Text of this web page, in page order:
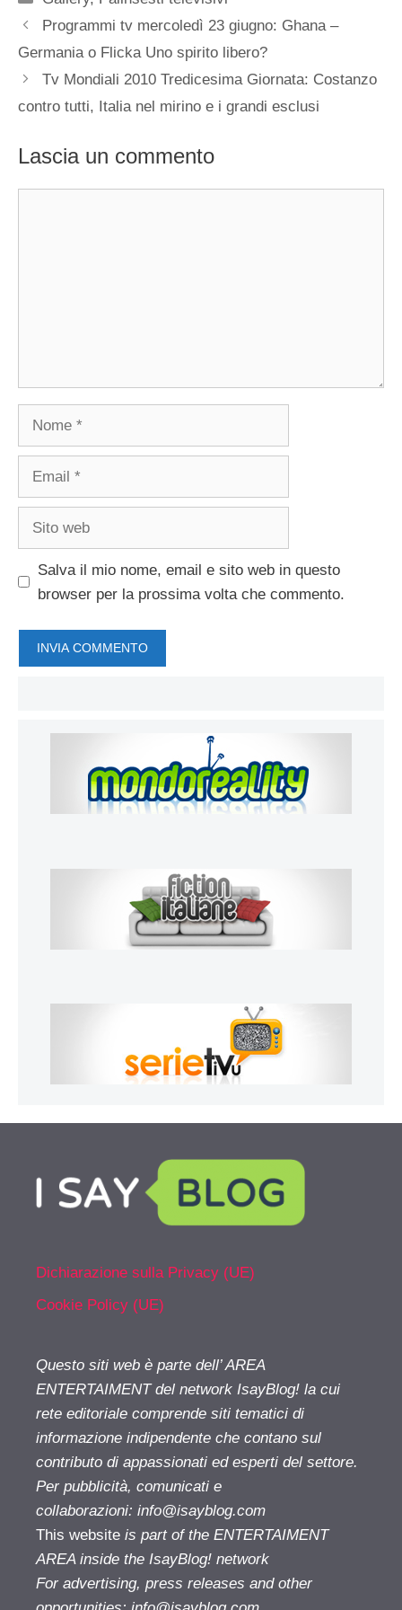
Programmi tv mercoledì 23 giugno: Ghana –
Germania o Flicka Uno spirito libero?
Tv Mondiali 2010 Tredicesima Giornata: Costanzo
contro tutti, Italia nel mirino e i grandi esclusi
Lascia un commento
Salva il mio nome, email e sito web in questo
browser per la prossima volta che commento.
Dichiarazione sulla Privacy (UE)
Cookie Policy (UE)
Questo siti web è parte dell’ AREA
ENTERTAIMENT del network IsayBlog! la cui
rete editoriale comprende siti tematici di
informazione indipendente che contano sul
contributo di appassionati ed esperti del settore.
Per pubblicità, comunicati e
collaborazioni: info@isayblog.com
This website is part of the ENTERTAIMENT
AREA inside the IsayBlog! network
For advertising, press releases and other